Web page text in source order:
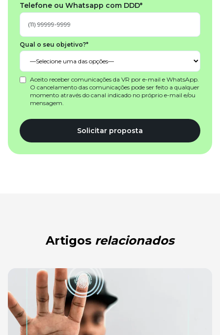
Telefone ou Whatsapp com DDD*
Qual o seu objetivo?*
Aceito receber comunicações da VR por e-mail e WhatsApp.
O cancelamento das comunicações pode ser feito a qualquer
momento através do canal indicado no próprio e-mail e/ou
mensagem.
Solicitar proposta
Artigos relacionados